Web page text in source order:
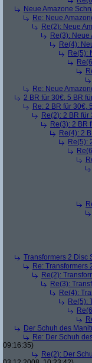
Neue Amazone
Re: Neue
Re(2): Neue
Re(3):
Re(4):
Re(5):
Re: Neue
2 BR für 30€, 5 BR
Re: 2 BR für 30€,
Re(2): 2 BR
Re(3): 2 BR
Re(4): 2
Re(5):
Transformers 2 Disc
Re: Transformers
Re(2):
Re(3):
Re(4):
Re(5):
Der Schuh des
Re: Der Schuh
09:16:35)
Re(2): Der